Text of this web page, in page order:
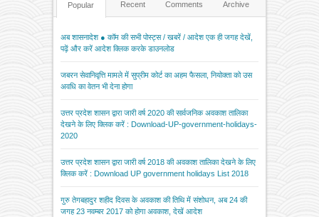
Popular Recent Comments Archive
अब शासनादेश ● कॉम की सभी पोस्ट्स / खबरें / आदेश एक ही जगह देखें,
पढ़ें और करें आदेश क्लिक करके डाउनलोड
जबरन सेवानिवृत्ति मामले में सुप्रीम कोर्ट का अहम फैसला, नियोक्ता को उस
अवधि का वेतन भी देना होगा
उत्तर प्रदेश शासन द्वारा जारी वर्ष 2020 की सार्वजनिक अवकाश तालिका
देखने के लिए क्लिक करें : Download-UP-government-holidays-
2020
उत्तर प्रदेश शासन द्वारा जारी वर्ष 2018 की अवकाश तालिका देखने के लिए
क्लिक करें : Download UP government holidays List 2018
गुरु तेगबहादुर शहीद दिवस के अवकाश की तिथि में संशोधन, अब 24 की
जगह 23 नवम्बर 2017 को होगा अवकाश, देखें आदेश